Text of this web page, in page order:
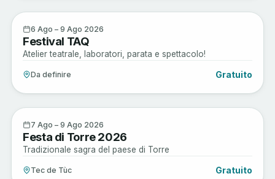
Arte e Cultura
6 Ago – 9 Ago 2026
Festival TAQ
Atelier teatrale, laboratori, parata e spettacolo!
Da definire Gratuito
Enogastronomia
7 Ago – 9 Ago 2026
Festa di Torre 2026
Tradizionale sagra del paese di Torre
Tec de Tùc Gratuito